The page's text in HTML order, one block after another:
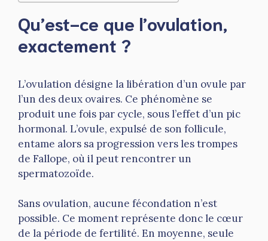
Qu’est-ce que l’ovulation,
exactement ?
L’ovulation désigne la libération d’un ovule par
l’un des deux ovaires. Ce phénomène se
produit une fois par cycle, sous l’effet d’un pic
hormonal. L’ovule, expulsé de son follicule,
entame alors sa progression vers les trompes
de Fallope, où il peut rencontrer un
spermatozoïde.
Sans ovulation, aucune fécondation n’est
possible. Ce moment représente donc le cœur
de la période de fertilité. En moyenne, seule